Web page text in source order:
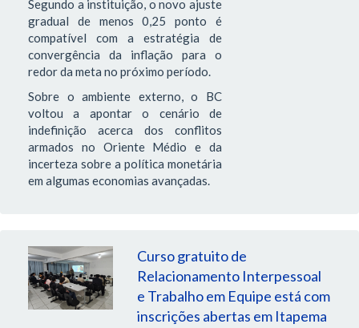
Segundo a instituição, o novo ajuste
gradual de menos 0,25 ponto é
compatível com a estratégia de
convergência da inflação para o
redor da meta no próximo período.
Sobre o ambiente externo, o BC
voltou a apontar o cenário de
indefinição acerca dos conflitos
armados no Oriente Médio e da
incerteza sobre a política monetária
em algumas economias avançadas.
Curso gratuito de
Relacionamento Interpessoal
e Trabalho em Equipe está com
inscrições abertas em Itapema